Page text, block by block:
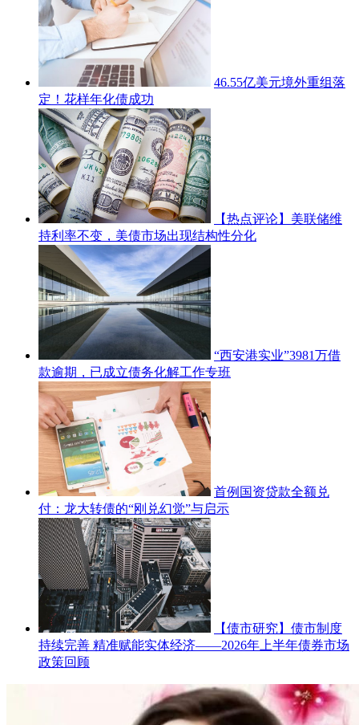
46.55亿美元境外重组落
定！花样年化债成功
【热点评论】美联储维
持利率不变，美债市场出现结构性分化
“西安港实业”3981万借
款逾期，已成立债务化解工作专班
首例国资贷款全额兑
付：龙大转债的“刚兑幻觉”与启示
【债市研究】债市制度
持续完善 精准赋能实体经济——2026年上半年债券市场
政策回顾